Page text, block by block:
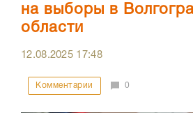
на выборы в
области
12.08.2025 17:48
Комментарии 0